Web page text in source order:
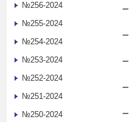
‒
‒
‒
‒
‒
№256-2024
№255-2024
№254-2024
№253-2024
№252-2024
№251-2024
№250-2024